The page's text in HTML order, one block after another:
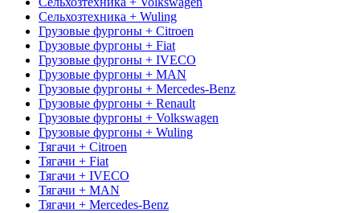
Сельхозтехника + Wuling
Грузовые фургоны + Citroen
Грузовые фургоны + Fiat
Грузовые фургоны + IVECO
Грузовые фургоны + MAN
Грузовые фургоны + Mercedes-Benz
Грузовые фургоны + Renault
Грузовые фургоны + Volkswagen
Грузовые фургоны + Wuling
Тягачи + Citroen
Тягачи + Fiat
Тягачи + IVECO
Тягачи + MAN
Тягачи + Mercedes-Benz